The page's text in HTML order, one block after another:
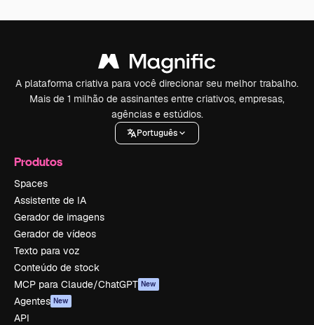
A plataforma criativa para você direcionar seu melhor trabalho.
Mais de 1 milhão de assinantes entre criativos, empresas,
agências e estúdios.
Português
Produtos
Spaces
Assistente de IA
Gerador de imagens
Gerador de vídeos
Texto para voz
Conteúdo de stock
MCP para Claude/ChatGPT New
Agentes New
API